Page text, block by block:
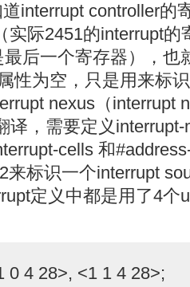
interrupt controller的
实际2451的interrupt
后一个寄存器），也
性为空，只是用来标
nexus（interrupt
译，需要定义
cells 和
来标识一个interrupt
定义中都是用了4个
0 4 28>, <1 1 4 28>;